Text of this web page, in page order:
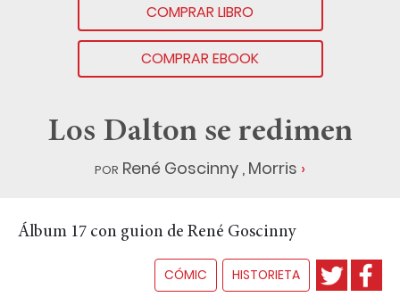
COMPRAR LIBRO
COMPRAR EBOOK
Los Dalton se redimen
por René Goscinny , Morris
Álbum 17 con guion de René Goscinny
CÓMIC HISTORIETA